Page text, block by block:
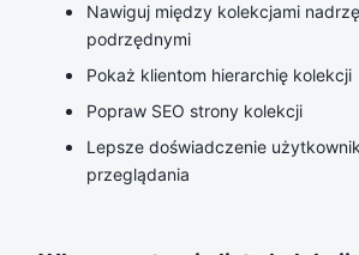
Nawiguj między kolekcjami
podrzędnymi
Pokaż klientom hierarchię kolekcji
Popraw SEO strony kolekcji
Lepsze doświadczenie
przeglądania